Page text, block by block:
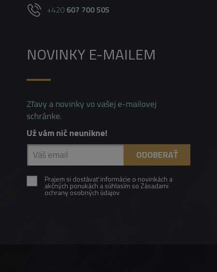
+420 607 700 505
NOVINKY E-MAILEM
Zľavy a novinky vo vašej e-mailovej
schránke.
Už vám nič neunikne!
Prajem si dostávať informácie o novinkách a
akčných ponukách a súhlasím so Zásadami
ochrany osobných údajov